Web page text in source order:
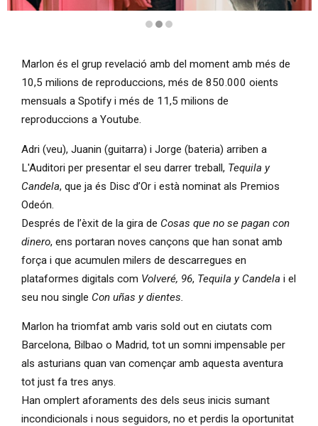
Marlon és el grup revelació amb del moment amb més de
10,5 milions de reproduccions, més de 850.000 oients
mensuals a Spotify i més de 11,5 milions de
reproduccions a Youtube.
Adri (veu), Juanin (guitarra) i Jorge (bateria) arriben a
L'Auditori per presentar el seu darrer treball, Tequila y
Candela, que ja és Disc d’Or i està nominat als Premios
Odeón.
Després de l’èxit de la gira de Cosas que no se pagan con
dinero, ens portaran noves cançons que han sonat amb
força i que acumulen milers de descarregues en
plataformes digitals com Volveré, 96, Tequila y Candela i el
seu nou single Con uñas y dientes.
Marlon ha triomfat amb varis sold out en ciutats com
Barcelona, Bilbao o Madrid, tot un somni impensable per
als asturians quan van començar amb aquesta aventura
tot just fa tres anys.
Han omplert aforaments des dels seus inicis sumant
incondicionals i nous seguidors, no et perdis la oportunitat